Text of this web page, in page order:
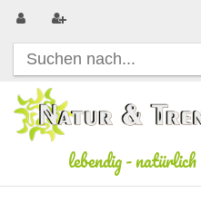
lebendig-natürlich